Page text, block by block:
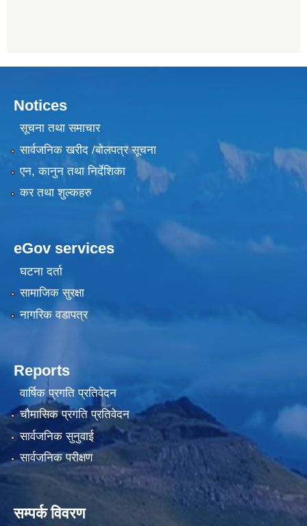
Notices
सूचना तथा समाचार
सार्वजनिक खरीद /बोलपत्र सूचना
एन, कानुन तथा निर्देशिका
कर तथा शुल्कहरु
eGov services
घटना दर्ता
सामाजिक सुरक्षा
नागरिक वडापत्र
Reports
वार्षिक प्रगति प्रतिवेदन
चौमासिक प्रगति प्रतिवेदन
सार्वजनिक सुनुवाई
सार्वजनिक परीक्षण
सम्पर्क विवरण